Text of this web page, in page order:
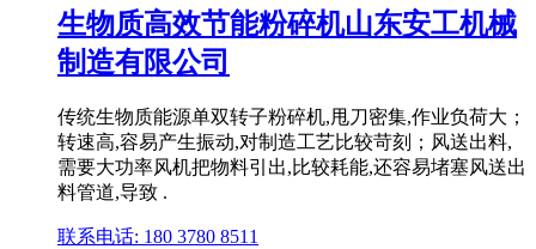
生物质高效节能粉碎机山东安工机械
制造有限公司
传统生物质能源单双转子粉碎机,甩刀密集,作业负荷大；
转速高,容易产生振动,对制造工艺比较苛刻；风送出料,
需要大功率风机把物料引出,比较耗能,还容易堵塞风送出
料管道,导致 .
联系电话: 180 3780 8511